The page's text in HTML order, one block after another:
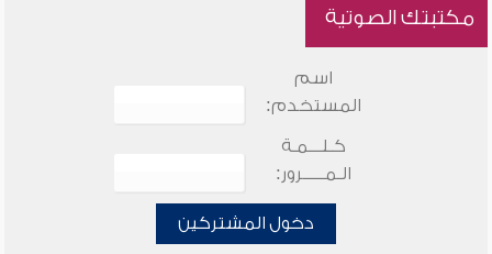
مكتبتك الصوتية
اسم
المستخدم:
كـلـــمـة
الـمـــــرور:
دخول المشتركين